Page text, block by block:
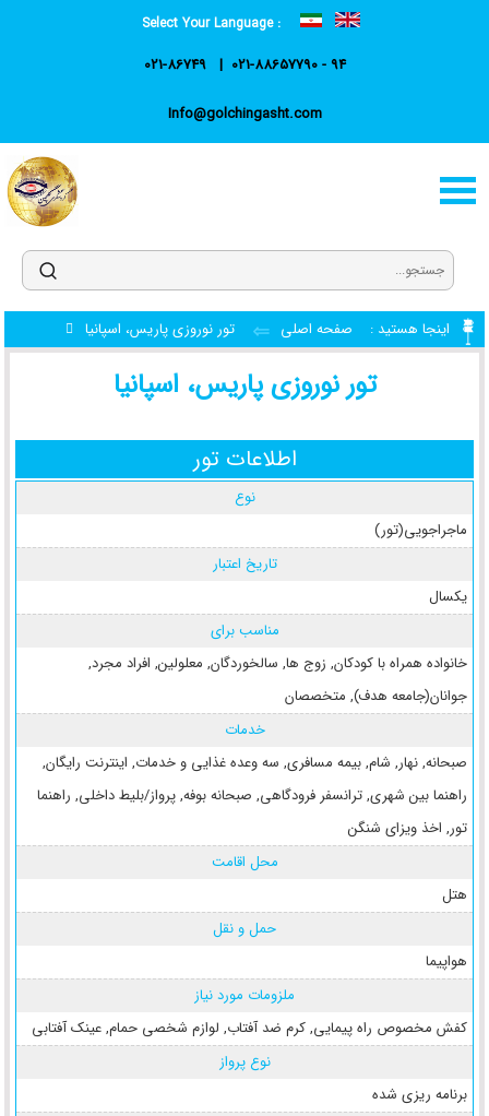
Select Your Language :
021-88657790 - 94
021-86749
Info@golchingasht.com
اینجا هستید : صفحه اصلی تور نوروزی پاریس، اسپانیا
تور نوروزی پاریس، اسپانیا
اطلاعات تور
نوع
ماجراجویی(تور)
تاریخ اعتبار
یکسال
مناسب برای
خانواده همراه با کودکان, زوج ها, سالخوردگان, معلولین, افراد مجرد,
جوانان(جامعه هدف), متخصصان
خدمات
صبحانه, نهار, شام, بیمه مسافری, سه وعده غذایی و خدمات, اینترنت رایگان,
راهنما بین شهری, ترانسفر فرودگاهی, صبحانه بوفه, پرواز/بلیط داخلی, راهنما
تور, اخذ ویزای شنگن
محل اقامت
هتل
حمل و نقل
هواپیما
ملزومات مورد نیاز
کفش مخصوص راه پیمایی, کرم ضد آفتاب, لوازم شخصی حمام, عینک آفتابی
نوع پرواز
برنامه ریزی شده